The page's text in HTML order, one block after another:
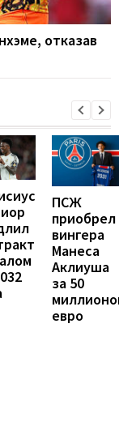
отказав
ПСЖ
приобрел
вингера
Манеса
Аклиуша
за 50
евро